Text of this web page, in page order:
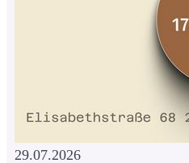
29.07.2026